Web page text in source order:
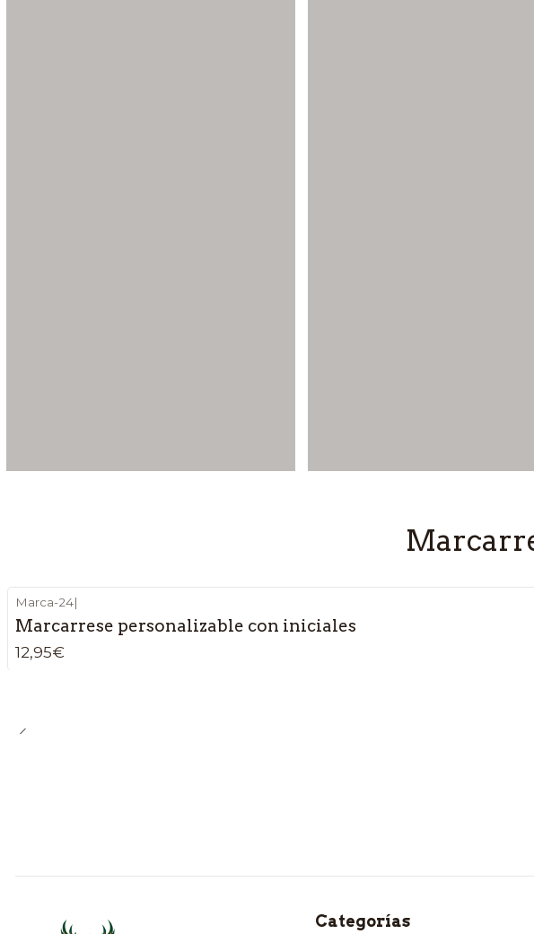
Marca-24|
Marcarrese personalizable con iniciales
12,95€
Categorías